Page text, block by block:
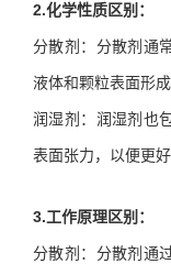
2.化学性质区别：
分散剂：分散剂通
液体和颗粒表面形成
润湿剂：润湿剂也
表面张力，以便更
3.工作原理区别：
分散剂：分散剂通